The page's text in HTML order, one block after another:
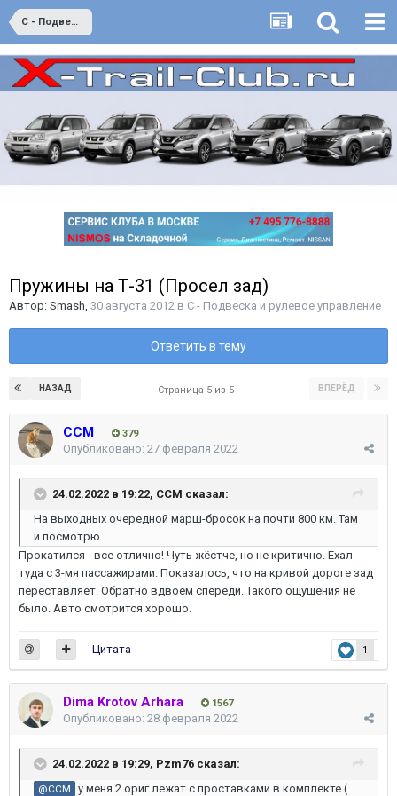
C - Подвеска и рулевое управление
Пружины на Т-31 (Просел зад)
Автор: Smash 30 августа 2012 в C - Подвеска и рулевое управление
Ответить в тему
НАЗАД ВПЕРЁД
Страница 5 из 5
ССМ 379
Опубликовано: 27 февраля 2022
24.02.2022 в 19:22, ССМ сказал:
На выходных очередной марш-бросок на почти 800 км. Там
и посмотрю.
Прокатился - все отлично! Чуть жёстче, но не критично. Ехал
туда с 3-мя пассажирами. Показалось, что на кривой дороге зад
переставляет. Обратно вдвоем спереди. Такого ощущения не
было. Авто смотрится хорошо.
1
Цитата
Dima Krotov Arhara 1567
Опубликовано: 28 февраля 2022
24.02.2022 в 19:29, Pzm76 сказал:
@ССМ
у меня 2 ориг лежат с проставками в комплекте (